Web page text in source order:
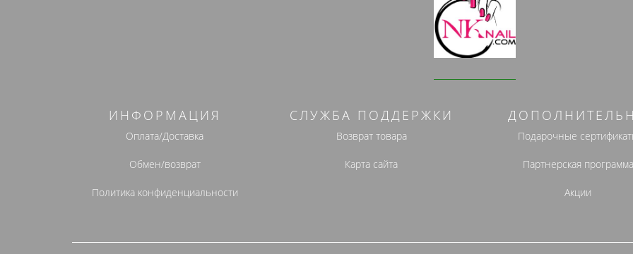
ИНФОРМАЦИЯ
Оплата/Доставка
Обмен/возврат
Политика конфиденциальности
СЛУЖБА ПОДДЕРЖКИ
Возврат товара
Карта сайта
Подарочные
Партнерская программа
Акции